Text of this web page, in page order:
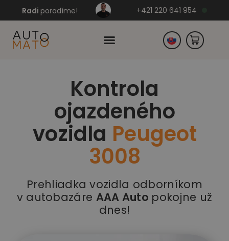
Radi poradíme! +421 220 641 954
Kontrola
ojazdeného
vozidla Peugeot
3008
Prehliadka vozidla odborníkom
v autobazáre AAA Auto pokojne už
dnes!